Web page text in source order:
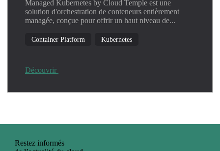
Managed Kubernetes by Cloud Temple est une
solution d'orchestration de conteneurs entièrement
managée, conçue pour offrir un haut niveau de...
Container Platform Kubernetes
Découvrir
Restez informés